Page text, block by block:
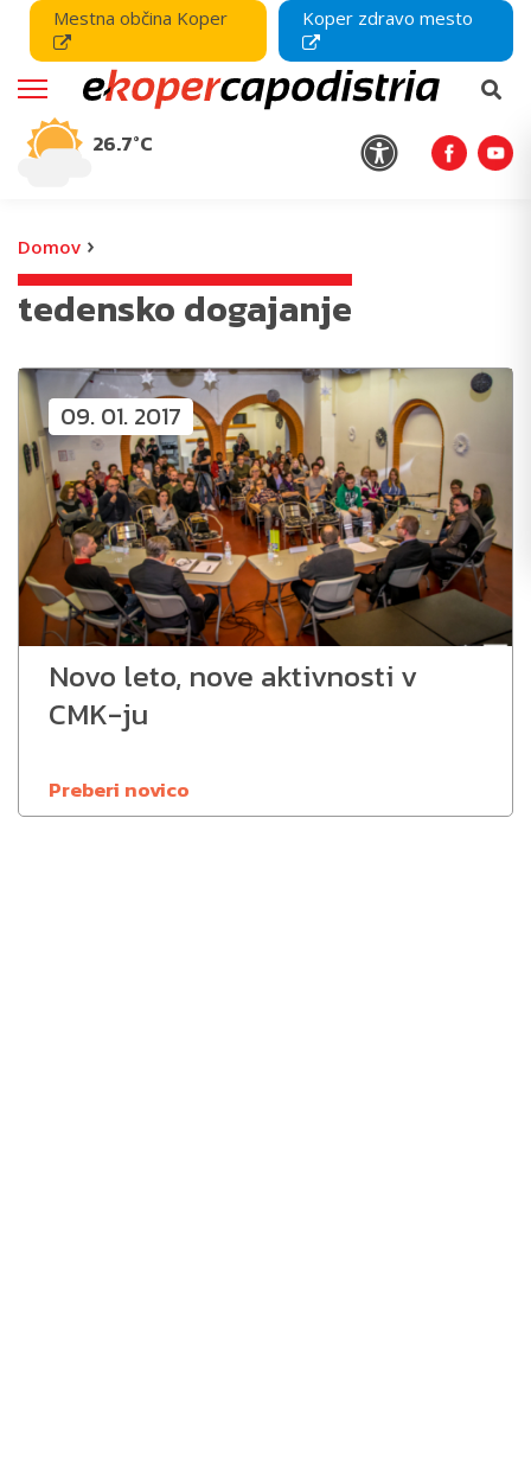
Mestna občina Koper Koper zdravo mesto
26.7°C
Domov ›
tedensko dogajanje
09. 01. 2017
Novo leto, nove aktivnosti v
CMK-ju
Preberi novico